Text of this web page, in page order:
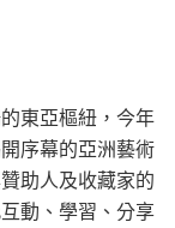
東亞樞紐，今年
序幕的亞洲藝術
助人及收藏家的
動、學習、分享